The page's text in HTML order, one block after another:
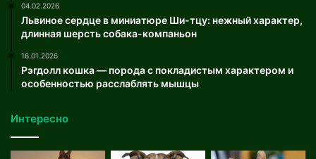
04.02.2026
Львиное сердце в миниатюре Ши-тцу: нежный характер,
длинная шерсть собака-компаньон
16.01.2026
Рэгдолл кошка — порода с покладистым характером и
особенностью расслаблять мышцы
Интересно